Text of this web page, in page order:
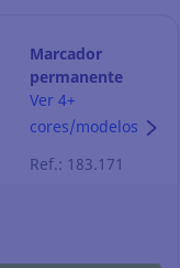
Marcador
permanente
Staedtler
Lumocolor -
Ver 4+
cores/modelos
Ref.: 183.171